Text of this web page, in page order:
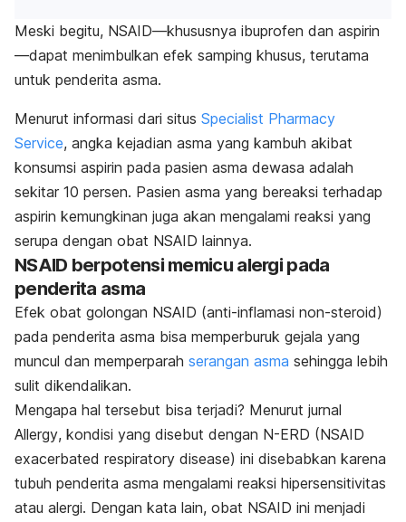
Meski begitu, NSAID—khususnya ibuprofen dan aspirin
—dapat menimbulkan efek samping khusus, terutama
untuk penderita asma.
Menurut informasi dari situs Specialist Pharmacy
Service, angka kejadian asma yang kambuh akibat
konsumsi aspirin pada pasien asma dewasa adalah
sekitar 10 persen. Pasien asma yang bereaksi terhadap
aspirin kemungkinan juga akan mengalami reaksi yang
serupa dengan obat NSAID lainnya.
NSAID berpotensi memicu alergi pada
penderita asma
Efek obat golongan NSAID (anti-inflamasi non-steroid)
pada penderita asma bisa memperburuk gejala yang
muncul dan memperparah serangan asma sehingga lebih
sulit dikendalikan.
Mengapa hal tersebut bisa terjadi? Menurut jurnal
Allergy, kondisi yang disebut dengan N-ERD (NSAID
exacerbated respiratory disease) ini disebabkan karena
tubuh penderita asma mengalami reaksi hipersensitivitas
atau alergi. Dengan kata lain, obat NSAID ini menjadi